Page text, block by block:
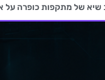
של מתקפות כופרה על